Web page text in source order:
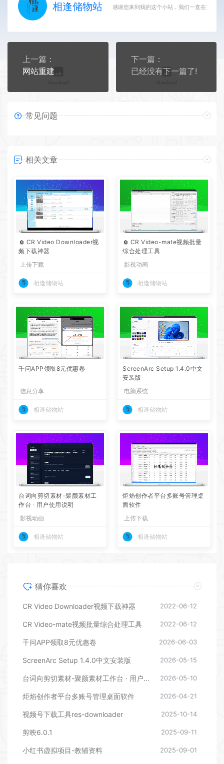
相逢储物站 感谢您来到我的这个小站，我们一直在路上
上一篇：
网站重建
下一篇：
已经没有下一篇了!
常见问题
相关文章
CR Video Downloader视
频下载神器
上传下载
相逢储物站
CR Video-mate视频批量
综合处理工具
影视动画
相逢储物站
千问APP领取8元优惠卷
信息分享
相逢储物站
ScreenArc Setup 1.4.0中文
安装版
电脑系统
相逢储物站
台词向剪切素材-聚颜素材工
作台 · 用户使用说明
影视动画
相逢储物站
炬焰创作者平台多账号管理桌
面软件
上传下载
相逢储物站
猜你喜欢
CR Video Downloader视频下载神器 2022-06-12
CR Video-mate视频批量综合处理工具 2022-06-12
千问APP领取8元优惠卷 2026-06-03
ScreenArc Setup 1.4.0中文安装版 2026-05-15
台词向剪切素材-聚颜素材工作台 · 用户使用说明 2026-05-10
炬焰创作者平台多账号管理桌面软件 2026-04-21
视频号下载工具res-downloader 2025-10-14
剪映6.0.1 2025-09-11
小红书虚拟项目-教辅资料 2025-09-01